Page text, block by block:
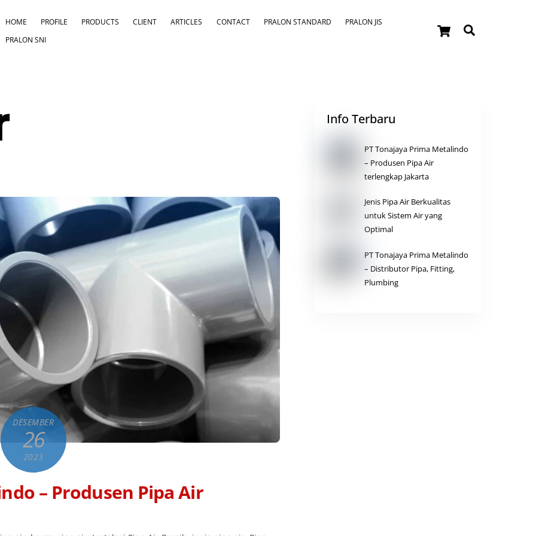
Cart
HOME PROFILE PRODUCTS CLIENT ARTICLES CONTACT PRALON STANDARD
PRALON JIS
PRALON SNI
DESEMBER
26
2023
– Produsen Pipa Air
Info Terbaru
PT Tonajaya Prima Metalindo
– Produsen Pipa Air
terlengkap Jakarta
Jenis Pipa Air Berkualitas
untuk Sistem Air yang
Optimal
PT Tonajaya Prima Metalindo
– Distributor Pipa, Fitting,
Plumbing